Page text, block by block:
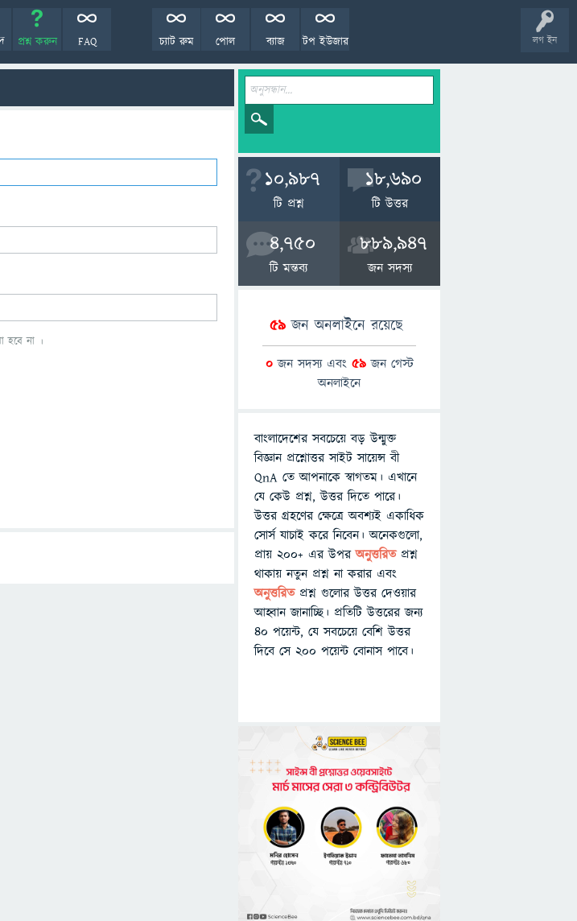
লগ ইন
প্রশ্ন করুন FAQ টপ ইউজার
ব্যাজ
পোল
চ্যাট রুম
হবে না ।
10,987
টি প্রশ্ন
18,690
টি উত্তর
4,750
টি মন্তব্য
889,947
জন সদস্য
59জন অনলাইনে রয়েছে
0জন সদস্য এবং 59জন গেস্ট
অনলাইনে
বাংলাদেশের সবচেয়ে বড় উন্মুক্ত
বিজ্ঞান প্রশ্নোত্তর সাইট সায়েন্স বী
QnA তে আপনাকে স্বাগতম। এখানে
যে কেউ প্রশ্ন, উত্তর দিতে পারে।
উত্তর গ্রহণের ক্ষেত্রে অবশ্যই একাধিক
সোর্স যাচাই করে নিবেন। অনেকগুলো,
প্রায় ২০০+ এর উপরঅনুত্তরিতপ্রশ্ন
থাকায় নতুন প্রশ্ন না করার এবং
অনুত্তরিত প্রশ্ন গুলোর উত্তর দেওয়ার
আহ্বান জানাচ্ছি। প্রতিটি উত্তরের জন্য
৪০ পয়েন্ট, যে সবচেয়ে বেশি উত্তর
দিবে সে ২০০ পয়েন্ট বোনাস পাবে।